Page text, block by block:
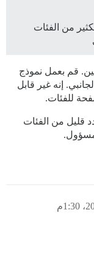
به حوالي 100 فئة والكثير من الفئات
قم بعمل نموذج
الجانبي. إنه غير قابل
للفئات.
قليل من الفئات